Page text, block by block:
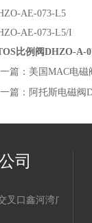
AE-073-L5
AE-073-L5/I
比例阀DHZO-A-
篇： 美国MAC电磁
篇： 阿托斯电磁阀
司
口鑫河湾广场